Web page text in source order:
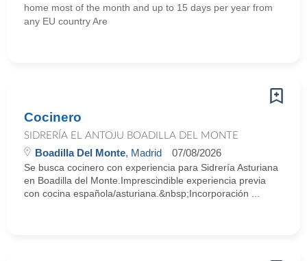
home most of the month and up to 15 days per year from
any EU country Are
Cocinero
SIDRERÍA EL ANTOJU BOADILLA DEL MONTE
Boadilla Del Monte, Madrid 07/08/2026
Se busca cocinero con experiencia para Sidrería Asturiana
en Boadilla del Monte.Imprescindible experiencia previa
con cocina española/asturiana.&nbsp;Incorporación ...